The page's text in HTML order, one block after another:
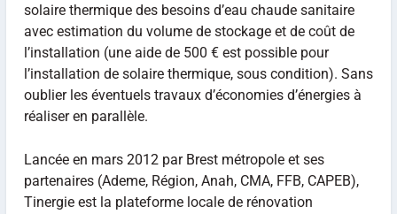
solaire thermique des besoins d’eau chaude sanitaire
avec estimation du volume de stockage et de coût de
l’installation (une aide de 500 € est possible pour
l’installation de solaire thermique, sous condition). Sans
oublier les éventuels travaux d’économies d’énergies à
réaliser en parallèle.
Lancée en mars 2012 par Brest métropole et ses
partenaires (Ademe, Région, Anah, CMA, FFB, CAPEB),
Tinergie est la plateforme locale de rénovation